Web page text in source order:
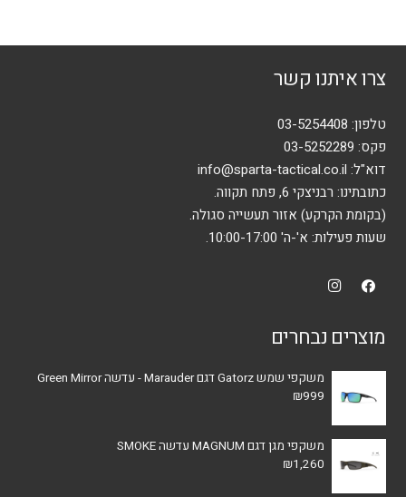
צרו איתנו קשר
טלפון: 03-5254408
פקס: 03-5252289
דוא"ל: info@sparta-tactical.co.il
כתובתינו: רבניצקי 6, פתח תקווה.
(בקומת הקרקע) אזור תעשייה סגולה.
שעות פעילות: א'-ה' 10:00-17:00.
מוצרים נבחרים
משקפי שמש Gatorz דגם Marauder - עדשה Green Mirror
₪999
משקפי מגן דגם MAGNUM עדשה SMOKE
₪1,260